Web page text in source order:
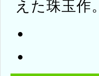
えた珠玉作。